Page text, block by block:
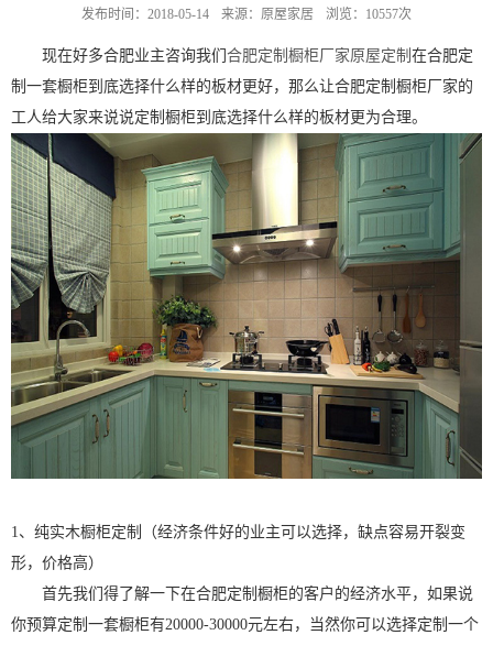
发布时间：2018-05-14 来源：原屋家居 浏览：10557次
现在好多合肥业主咨询我们 合肥定制橱柜厂家原屋定制 在合肥定
制一套橱柜到底选择什么样的板材更好，那么让合肥定制橱柜厂家的
工人给大家来说说定制橱柜到底选择什么样的板材更为合理。
1、纯实木橱柜定制（经济条件好的业主可以选择，缺点容易开裂变
形，价格高）
首先我们得了解一下在合肥定制橱柜的客户的经济水平，如果说
你预算定制一套橱柜有20000-30000元左右，当然你可以选择定制一个